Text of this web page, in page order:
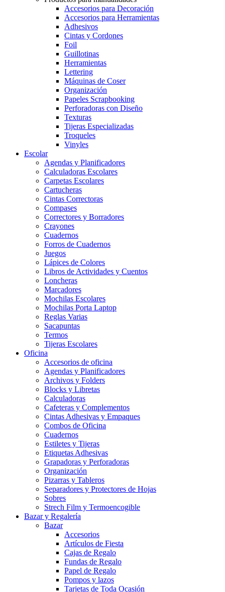
Accesorios para Decoración
Accesorios para Herramientas
Adhesivos
Cintas y Cordones
Foil
Guillotinas
Herramientas
Lettering
Máquinas de Coser
Organización
Papeles Scrapbooking
Perforadoras con Diseño
Texturas
Tijeras Especializadas
Troqueles
Vinyles
Escolar
Agendas y Planificadores
Calculadoras Escolares
Carpetas Escolares
Cartucheras
Cintas Correctoras
Compases
Correctores y Borradores
Crayones
Cuadernos
Forros de Cuadernos
Juegos
Lápices de Colores
Libros de Actividades y Cuentos
Loncheras
Marcadores
Mochilas Escolares
Mochilas Porta Laptop
Reglas Varias
Sacapuntas
Termos
Tijeras Escolares
Oficina
Accesorios de oficina
Agendas y Planificadores
Archivos y Folders
Blocks y Libretas
Calculadoras
Cafeteras y Complementos
Cintas Adhesivas y Empaques
Combos de Oficina
Cuadernos
Estiletes y Tijeras
Etiquetas Adhesivas
Grapadoras y Perforadoras
Organización
Pizarras y Tableros
Separadores y Protectores de Hojas
Sobres
Strech Film y Termoencogible
Bazar y Regalería
Bazar
Accesorios
Artículos de Fiesta
Cajas de Regalo
Fundas de Regalo
Papel de Regalo
Pompos y lazos
Tarjetas de Toda Ocasión